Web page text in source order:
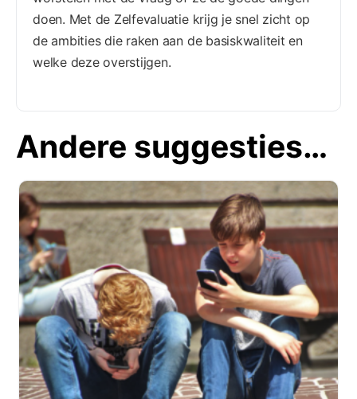
doen. Met de Zelfevaluatie krijg je snel zicht op
de ambities die raken aan de basiskwaliteit en
welke deze overstijgen.
Andere suggesties…